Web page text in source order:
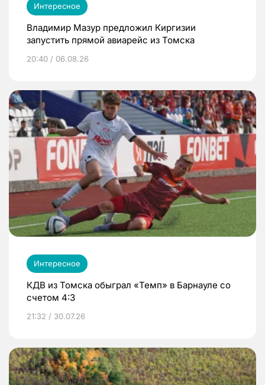
Интересное
Владимир Мазур предложил Киргизии
запустить прямой авиарейс из Томска
20:40 / 06.08.26
Интересное
КДВ из Томска обыграл «Темп» в Барнауле со
счетом 4:3
21:32 / 30.07.26